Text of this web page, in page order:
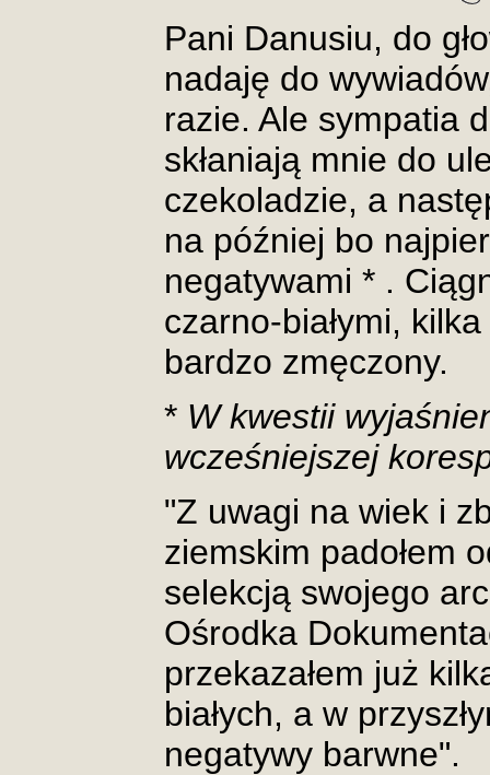
Pani Danusiu, do
nadaję do
razie. Ale sympatia
skłaniają mnie do
czekoladzie, a
na później bo
negatywami * .
czarno-białymi,
bardzo zmęczony.
* W kwestii
wcześniejszej
"Z uwagi na wiek i
ziemskim padołem
selekcją swojego
Ośrodka
przekazałem już
białych, a w
negatywy barwne".